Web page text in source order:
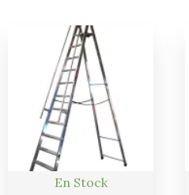
En Stock
Le
prix
actuel
est :
547,00 €.